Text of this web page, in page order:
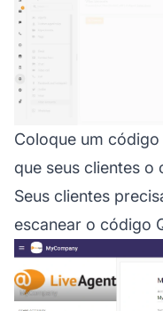
Coloque um
que seus clientes o
Seus clientes
escanear o código